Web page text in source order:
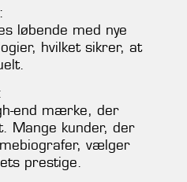
løbende med nye
hvilket sikrer, at
end mærke, der
Mange kunder, der
vælger
prestige.